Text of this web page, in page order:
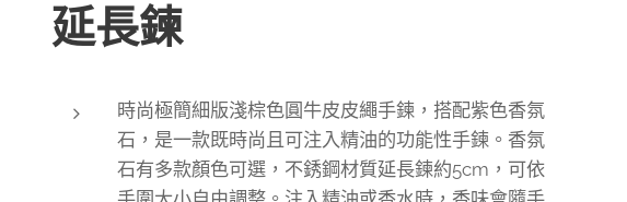
延長鍊
時尚極簡細版淺棕色圓牛皮皮繩手鍊，搭配紫色香氛
石，是一款既時尚且可注入精油的功能性手鍊。香氛
石有多款顏色可選，不銹鋼材質延長鍊約5cm，可依